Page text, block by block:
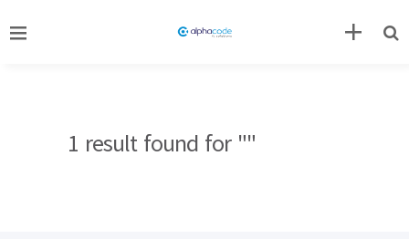
1 result found for ""